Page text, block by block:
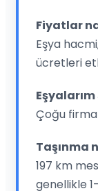
Fiyatlar
Eşya
ücretleri
Çoğu
Taşınma
197 km
genellikle